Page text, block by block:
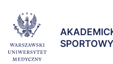
SPORTOWY
SPORTOWY